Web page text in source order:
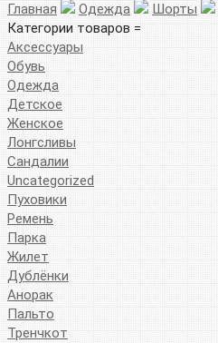
Главная Одежда Шорты
Категории товаров =
Аксессуары
Обувь
Одежда
Детское
Женское
Лонгсливы
Сандалии
Uncategorized
Пуховики
Ремень
Парка
Жилет
Дублёнки
Анорак
Пальто
Тренчкот